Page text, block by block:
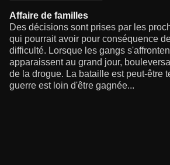
Affaire de familles
Des décisions sont prises par les
qui pourrait avoir pour conséquence
difficulté. Lorsque les gangs
apparaissent au grand jour,
de la drogue. La bataille est peut-être
guerre est loin d'être gagnée...